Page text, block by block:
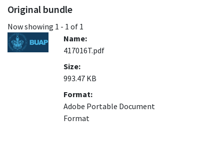
Original bundle
Now showing 1 - 1 of 1
Name:
417016T.pdf
Size:
993.47 KB
Format:
Adobe Portable Document
Format